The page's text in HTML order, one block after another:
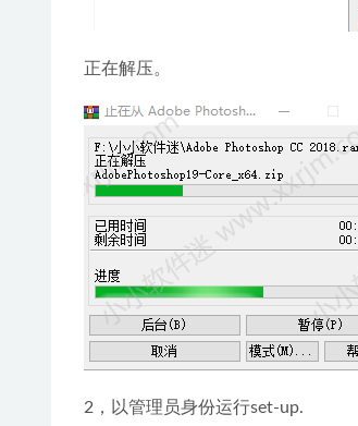
正在解压。
2，以管理员身份运行set-up.